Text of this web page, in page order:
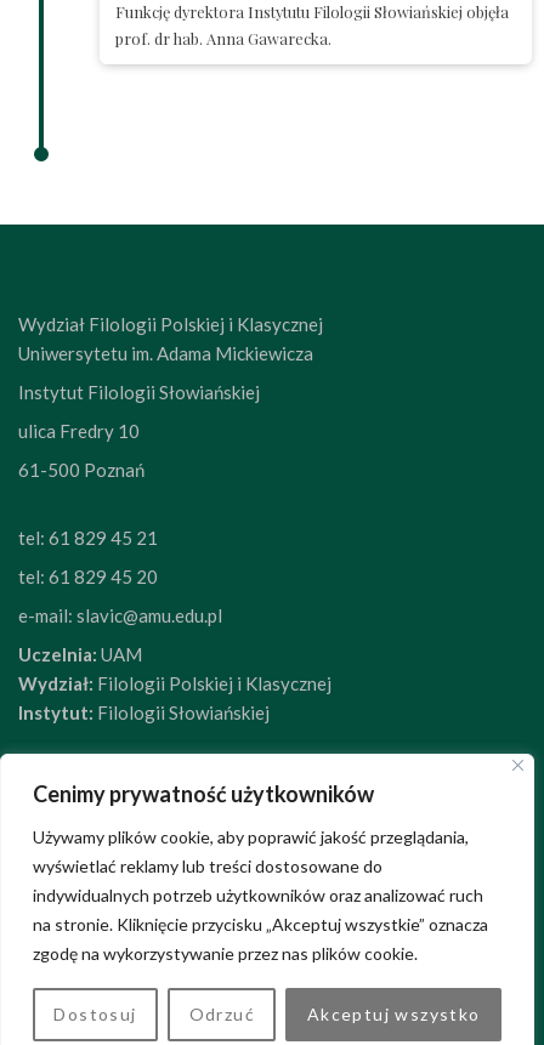
Cenimy prywatność użytkowników
Używamy plików cookie, aby poprawić jakość przeglądania,
wyświetlać reklamy lub treści dostosowane do
indywidualnych potrzeb użytkowników oraz analizować ruch
na stronie. Kliknięcie przycisku „Akceptuj wszystkie” oznacza
zgodę na wykorzystywanie przez nas plików cookie.
Dostosuj Odrzuć Akceptuj wszystko
Funkcję dyrektora Instytutu Filologii Słowiańskiej objęła
prof. dr hab. Anna Gawarecka.
Wydział Filologii Polskiej i Klasycznej
Uniwersytetu im. Adama Mickiewicza
Instytut Filologii Słowiańskiej
ulica Fredry 10
61-500 Poznań
tel: 61 829 45 21
tel: 61 829 45 20
e-mail: slavic@amu.edu.pl
Uczelnia: UAM
Wydział: Filologii Polskiej i Klasycznej
Instytut: Filologii Słowiańskiej